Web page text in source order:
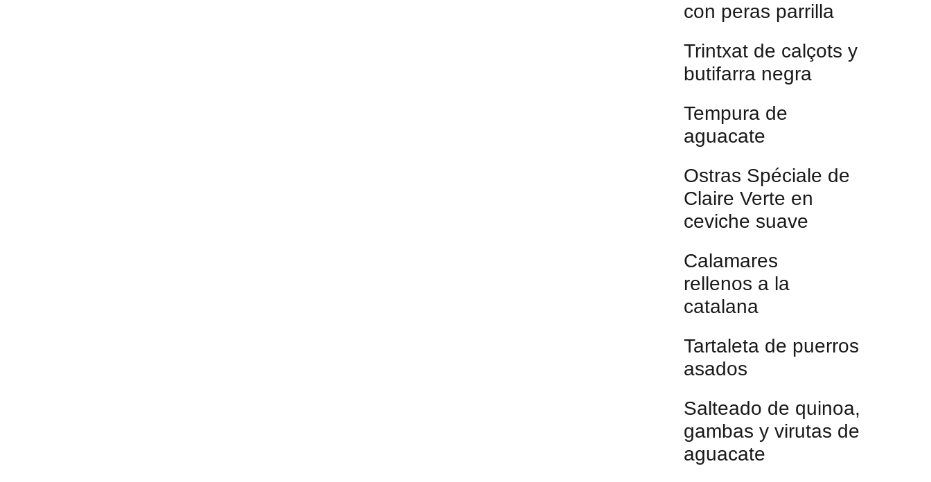
con peras parrilla
Trintxat de calçots y
butifarra negra
Tempura de
aguacate
Ostras Spéciale de
Claire Verte en
ceviche suave
Calamares
rellenos a la
catalana
Tartaleta de puerros
asados
Salteado de quinoa,
gambas y virutas de
aguacate